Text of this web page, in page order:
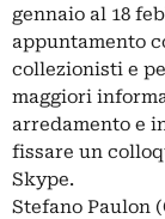
gennaio al 18
appuntamento
collezionisti e
maggiori
arredamento e
fissare un
Skype.
Stefano Paulon